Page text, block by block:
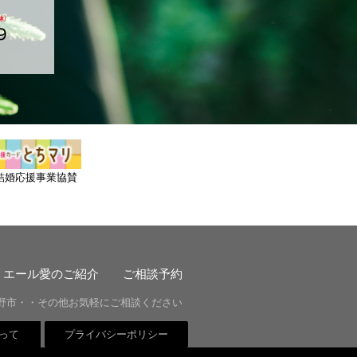
婚応援事業協賛
エール愛のご紹介 ご相談予約
市・・その他お気軽にご相談ください
て プライバシーポリシー